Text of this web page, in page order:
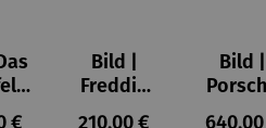
Preis:
€
Bild |
Freddie
Mercury -
Regulärer Preis:
210,00 €
Bild |
911